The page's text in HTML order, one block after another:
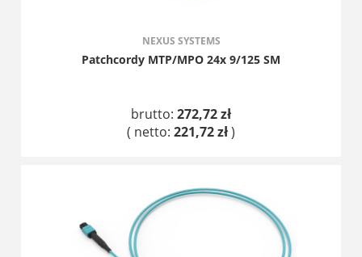
NEXUS SYSTEMS
Patchcordy MTP/MPO 24x 9/125 SM
brutto: 272,72 zł
( netto: 221,72 zł)